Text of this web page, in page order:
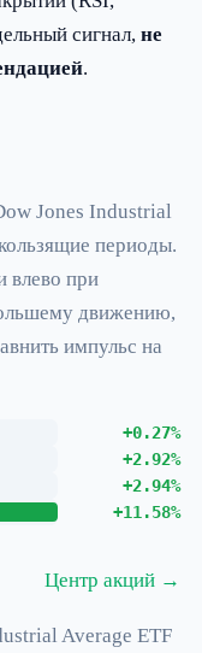
Jones Industrial
периоды.
влево при
движению,
импульс на
+0.27%
+2.92%
+2.94%
+11.58%
сигнал, не
.
Центр акций →
Average ETF